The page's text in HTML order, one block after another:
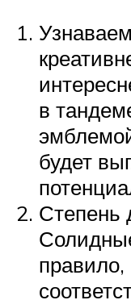
в
будет
Степень